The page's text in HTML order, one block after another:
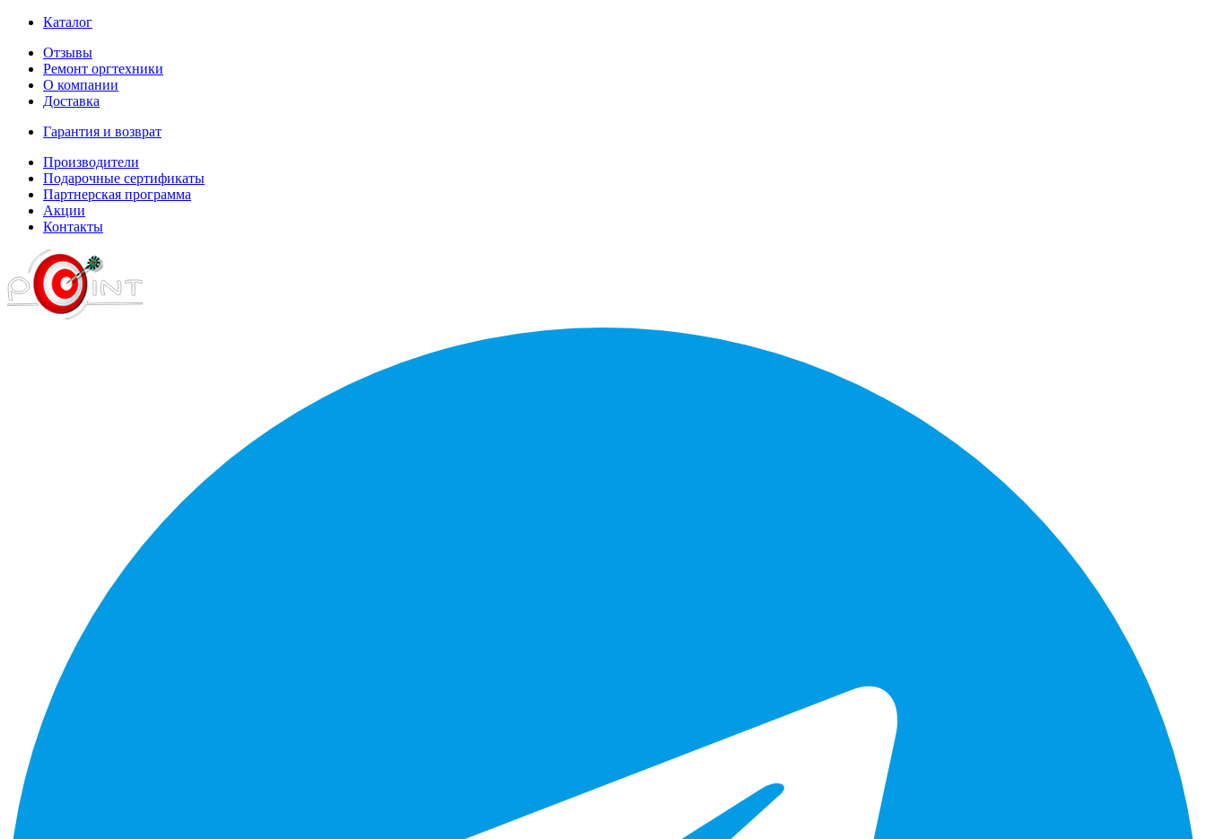
Каталог
Отзывы
Ремонт оргтехники
О компании
Доставка
Гарантия и возврат
Производители
Подарочные сертификаты
Партнерская программа
Акции
Контакты